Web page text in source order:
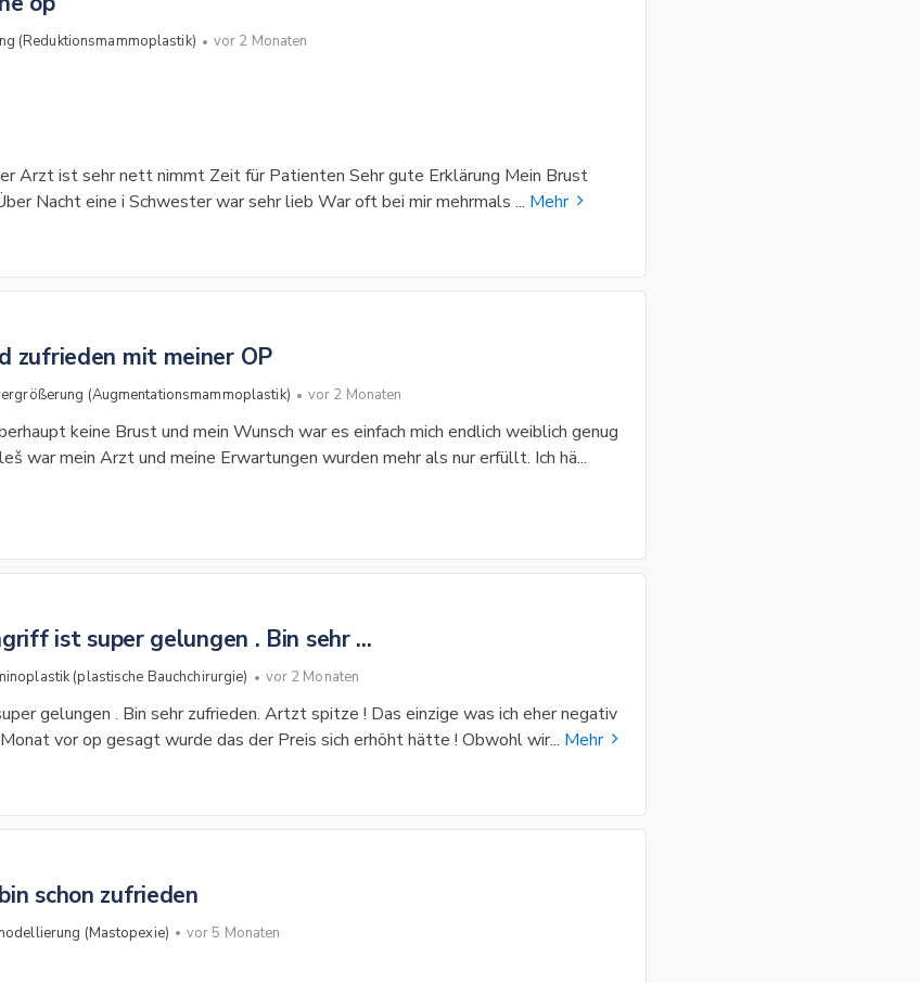
(Reduktionsmammoplastik) vor 2 Monaten
Arzt ist sehr nett nimmt Zeit für Patienten Sehr gute Erklärung Mein Brust
Nacht eine i Schwester war sehr lieb War oft bei mir mehrmals ... Mehr
zufrieden mit meiner OP
(Augmentationsmammoplastik) vor 2 Monaten
keine Brust und mein Wunsch war es einfach mich endlich weiblich genug
war mein Arzt und meine Erwartungen wurden mehr als nur erfüllt. Ich hä...
ist super gelungen . Bin sehr ...
(plastische Bauchchirurgie) vor 2 Monaten
gelungen . Bin sehr zufrieden. Artzt spitze ! Das einzige was ich eher negativ
vor op gesagt wurde das der Preis sich erhöht hätte ! Obwohl wir... Mehr
schon zufrieden
(Mastopexie) vor 5 Monaten